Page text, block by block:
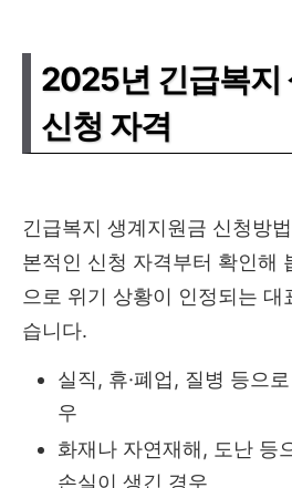
2025년 긴급복지
신청 자격
긴급복지 생계지원금 신청방
본적인 신청 자격부터 확인해
으로 위기 상황이 인정되는
습니다.
실직, 휴·폐업, 질병 등으
우
화재나 자연재해, 도난 등
손실이 생긴 경우